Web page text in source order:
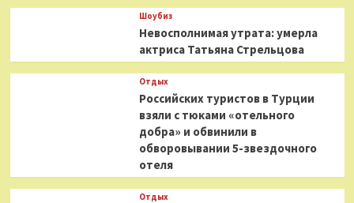
Шоубиз
Невосполнимая утрата: умерла
актриса Татьяна Стрельцова
Отдых
Российских туристов в Турции
взяли с тюками «отельного
добра» и обвинили в
обворовывании 5-звездочного
отеля
Отдых